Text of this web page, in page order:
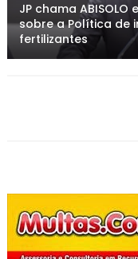
JP chama
sobre a Política de
fertilizantes